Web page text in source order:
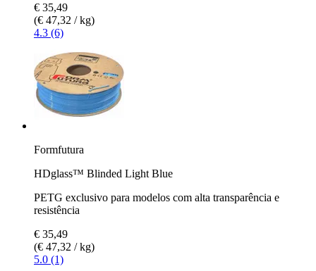
€ 35,49
(€ 47,32 / kg)
4.3 (6)
Formfutura
HDglass™ Blinded Light Blue
PETG exclusivo para modelos com alta transparência e
resistência
€ 35,49
(€ 47,32 / kg)
5.0 (1)